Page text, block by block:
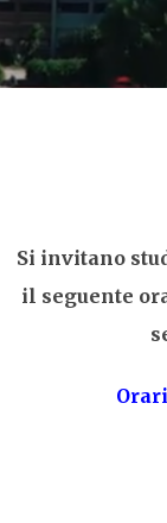
Si invitano
il seguente